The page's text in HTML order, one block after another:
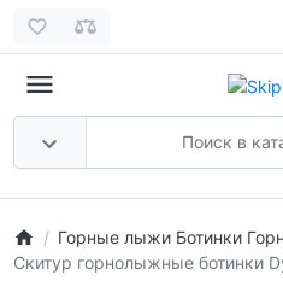
Горные лыжи Ботинки
Скитур горнолыжные ботинки